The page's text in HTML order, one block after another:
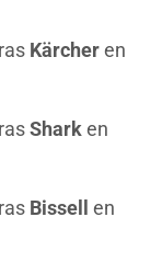
Kärcheren
Sharken
Bissell
en